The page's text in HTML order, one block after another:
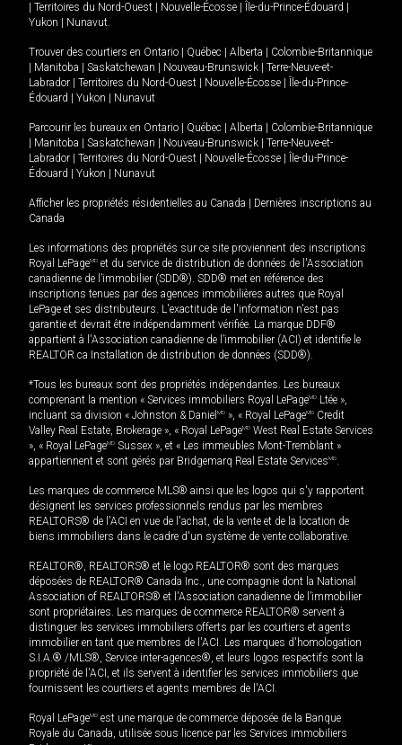
Territoires du Nord-Ouest Nouvelle-Écosse Île-du-Prince-Édouard
Yukon
Nunavut.
Trouver des courtiers en Ontario Québec Alberta
Colombie-Britannique
Manitoba Saskatchewan Nouveau-Brunswick
Terre-Neuve-et-
Labrador
Territoires du Nord-Ouest Nouvelle-Écosse
Île-du-Prince-
Édouard
Yukon Nunavut
Parcourir les bureaux en Ontario Québec Alberta
Colombie-Britannique
Manitoba Saskatchewan Nouveau-Brunswick
Terre-Neuve-et-
Labrador
Territoires du Nord-Ouest Nouvelle-Écosse
Île-du-Prince-
Édouard
Yukon Nunavut
Afficher les propriétés résidentielles au Canada
Dernières inscriptions au
Canada
Les informations des propriétés sur ce site proviennent des inscriptions
Royal LePageMD et du service de distribution de données de l'Association
canadienne de l’immobilier (SDD®). SDD® met en référence des
inscriptions tenues par des agences immobilières autres que Royal
LePage et ses distributeurs. L'exactitude de l'information n'est pas
garantie et devrait être indépendamment vérifiée. La marque DDF®
appartient à l'Association canadienne de l’immobilier (ACI) et identifie le
REALTOR.ca Installation de distribution de données (SDD®).
*Tous les bureaux sont des propriétés indépendantes. Les bureaux
comprenant la mention « Services immobiliers Royal LePageMD Ltée »,
incluant sa division « Johnston & Daniel MD », « Royal LePageMD Credit
Valley Real Estate, Brokerage », « Royal LePageMD West Real Estate Services
», « Royal LePageMD Sussex », et « Les immeubles Mont-Tremblant »
appartiennent et sont gérés par Bridgemarq Real Estate ServicesMD.
Les marques de commerce MLS® ainsi que les logos qui s'y rapportent
désignent les services professionnels rendus par les membres
REALTORS® de l'ACI en vue de l'achat, de la vente et de la location de
biens immobiliers dans le cadre d'un système de vente collaborative.
REALTOR®, REALTORS® et le logo REALTOR® sont des marques
déposées de REALTOR® Canada Inc., une compagnie dont la National
Association of REALTORS® et l'Association canadienne de l’immobilier
sont propriétaires. Les marques de commerce REALTOR® servent à
distinguer les services immobiliers offerts par les courtiers et agents
immobilier en tant que membres de l'ACI. Les marques d'homologation
S.I.A.® /MLS®, Service inter-agences®, et leurs logos respectifs sont la
propriété de l'ACI, et ils servent à identifier les services immobiliers que
fournissent les courtiers et agents membres de l'ACI.
Royal LePageMD est une marque de commerce déposée de la Banque
Royale du Canada, utilisée sous licence par les Services immobiliers